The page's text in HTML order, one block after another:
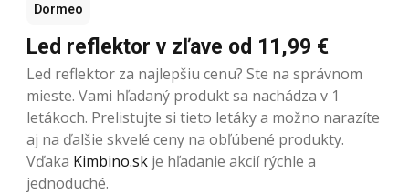
Dormeo
Led reflektor v zľave od 11,99 €
Led reflektor za najlepšiu cenu? Ste na správnom
mieste. Vami hľadaný produkt sa nachádza v 1
letákoch. Prelistujte si tieto letáky a možno narazíte
aj na ďalšie skvelé ceny na obľúbené produkty.
Vďaka Kimbino.sk je hľadanie akcií rýchle a
jednoduché.